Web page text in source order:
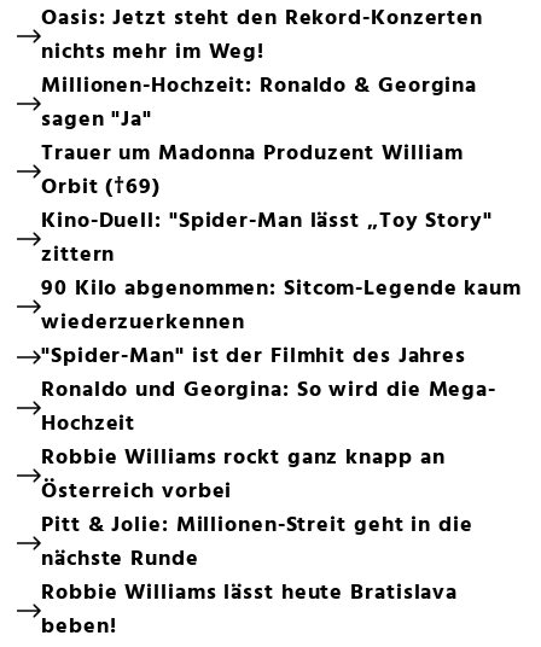
Oasis: Jetzt steht den Rekord-Konzerten
nichts mehr im Weg!
Millionen-Hochzeit: Ronaldo & Georgina
sagen "Ja"
Trauer um Madonna Produzent William
Orbit (†69)
Kino-Duell: "Spider-Man lässt „Toy Story"
zittern
90 Kilo abgenommen: Sitcom-Legende kaum
wiederzuerkennen
"Spider-Man" ist der Filmhit des Jahres
Ronaldo und Georgina: So wird die Mega-
Hochzeit
Robbie Williams rockt ganz knapp an
Österreich vorbei
Pitt & Jolie: Millionen-Streit geht in die
nächste Runde
Robbie Williams lässt heute Bratislava
beben!